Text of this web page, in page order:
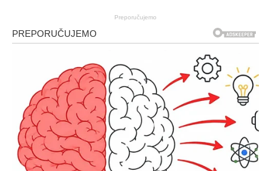
Preporučujemo